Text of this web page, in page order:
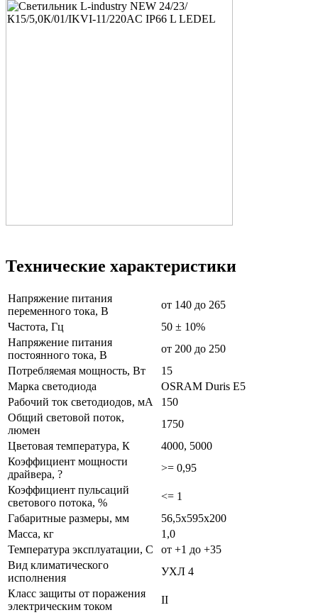
Технические характеристики
Напряжение питания
переменного тока, В
от 140 до 265
Частота, Гц
50 ± 10%
Напряжение питания
постоянного тока, В
от 200 до 250
Потребляемая мощность, Вт
15
Марка светодиода
OSRAM Duris E5
Рабочий ток светодиодов, мА
150
Общий световой поток,
люмен
1750
Цветовая температура, К
4000, 5000
Коэффициент мощности
драйвера, ?
>= 0,95
Коэффициент пульсаций
светового потока, %
<= 1
Габаритные размеры, мм
56,5х595х200
Масса, кг
1,0
Температура эксплуатации, С
от +1 до +35
Вид климатического
исполнения
УХЛ 4
Класс защиты от поражения
электрическим током
II